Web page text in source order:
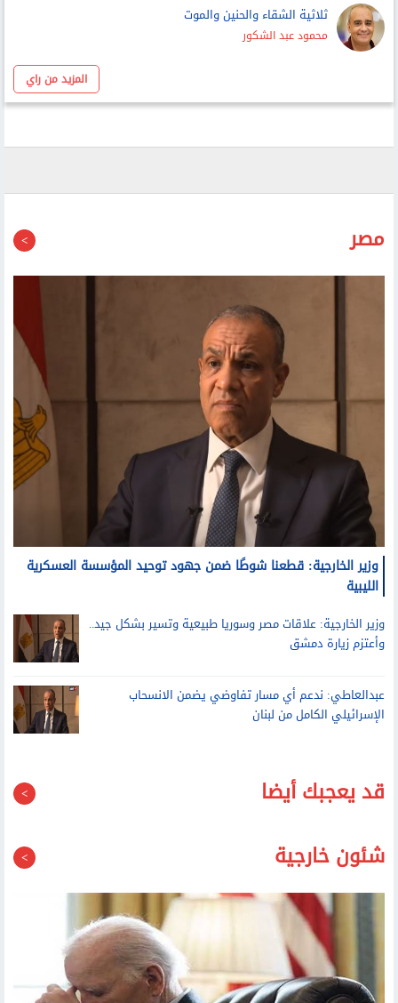
ثلاثية الشقاء والحنين والموت
محمود عبد الشكور
المزيد من راي
مصر
وزير الخارجية: قطعنا شوطًا ضمن جهود توحيد المؤسسة العسكرية
الليبية
وزير الخارجية: علاقات مصر وسوريا طبيعية وتسير بشكل جيد..
وأعتزم زيارة دمشق
عبدالعاطي: ندعم أي مسار تفاوضي يضمن الانسحاب
الإسرائيلي الكامل من لبنان
قد يعجبك أيضا
شئون خارجية